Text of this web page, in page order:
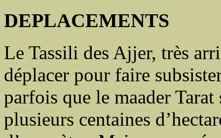
DEPLACEMENTS
Le Tassili des Ajjer, très
déplacer pour faire
parfois que le maader
plusieurs centaines